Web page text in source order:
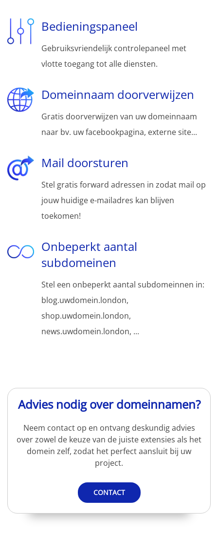
Bedieningspaneel
Gebruiksvriendelijk controlepaneel met
vlotte toegang tot alle diensten.
Domeinnaam doorverwijzen
Gratis doorverwijzen van uw domeinnaam
naar bv. uw facebookpagina, externe site...
Mail doorsturen
Stel gratis forward adressen in zodat mail op
jouw huidige e-mailadres kan blijven
toekomen!
Onbeperkt aantal
subdomeinen
Stel een onbeperkt aantal subdomeinnen in:
blog.uwdomein.london,
shop.uwdomein.london,
news.uwdomein.london, ...
Advies nodig over domeinnamen?
Neem contact op en ontvang deskundig advies
over zowel de keuze van de juiste extensies als het
domein zelf, zodat het perfect aansluit bij uw
project.
CONTACT